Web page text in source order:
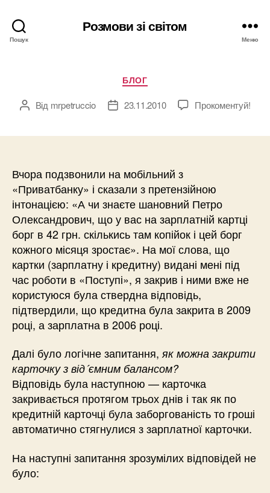
Пошук
Розмови зі світом
Меню
Категорії
БЛОГ
Автор
Від mrpetruccio
Дата23.11.2010 Прокоментуй!
Вчора подзвонили на мобільний з
«Приватбанку» і сказали з претензійною
інтонацією: «А чи знаєте шановний Петро
Олександрович, що у вас на зарплатній картці
борг в 42 грн. скількись там копійок і цей борг
кожного місяця зростає». На мої слова, що
картки (зарплатну і кредитну) видані мені під
час роботи в «Поступі», я закрив і ними вже не
користуюся була ствердна відповідь,
підтвердили, що кредитна була закрита в 2009
році, а зарплатна в 2006 році.
Далі було логічне запитання, як можна закрити
карточку з від´ємним балансом?
Відповідь була наступною — карточка
закривається протягом трьох днів і так як по
кредитній карточці була заборгованість то гроші
автоматично стягнулися з зарплатної карточки.
На наступні запитання зрозумілих відповідей не
було: